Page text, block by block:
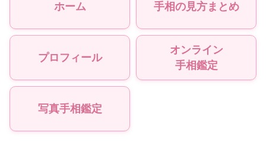
ホーム 手相の見方まとめ
プロフィール
オンライン
手相鑑定
写真手相鑑定